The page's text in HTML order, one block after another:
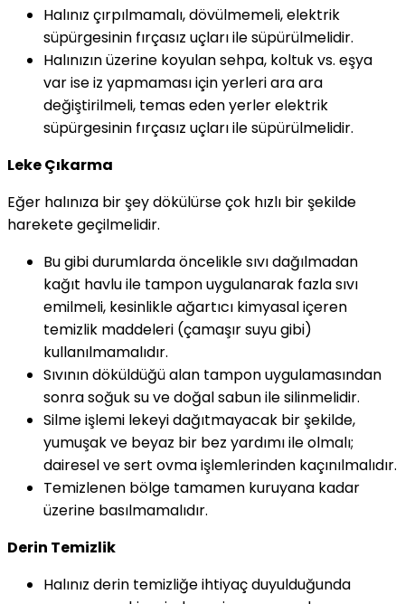
Halınız çırpılmamalı, dövülmemeli, elektrik
süpürgesinin fırçasız uçları ile süpürülmelidir.
Halınızın üzerine koyulan sehpa, koltuk vs. eşya
var ise iz yapmaması için yerleri ara ara
değiştirilmeli, temas eden yerler elektrik
süpürgesinin fırçasız uçları ile süpürülmelidir.
Leke Çıkarma
Eğer halınıza bir şey dökülürse çok hızlı bir şekilde
harekete geçilmelidir.
Bu gibi durumlarda öncelikle sıvı dağılmadan
kağıt havlu ile tampon uygulanarak fazla sıvı
emilmeli, kesinlikle ağartıcı kimyasal içeren
temizlik maddeleri (çamaşır suyu gibi)
kullanılmamalıdır.
Sıvının döküldüğü alan tampon uygulamasından
sonra soğuk su ve doğal sabun ile silinmelidir.
Silme işlemi lekeyi dağıtmayacak bir şekilde,
yumuşak ve beyaz bir bez yardımı ile olmalı;
dairesel ve sert ovma işlemlerinden kaçınılmalıdır.
Temizlenen bölge tamamen kuruyana kadar
üzerine basılmamalıdır.
Derin Temizlik
Halınız derin temizliğe ihtiyaç duyulduğunda